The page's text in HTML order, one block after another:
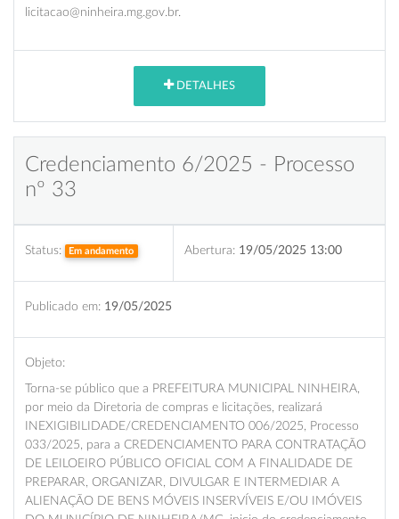
licitacao@ninheira.mg.gov.br.
DETALHES
Credenciamento 6/2025 - Processo
nº 33
Status: Em andamento Abertura: 19/05/2025 13:00
Publicado em: 19/05/2025
Objeto:
Torna-se público que a PREFEITURA MUNICIPAL NINHEIRA,
por meio da Diretoria de compras e licitações, realizará
INEXIGIBILIDADE/CREDENCIAMENTO 006/2025, Processo
033/2025, para a CREDENCIAMENTO PARA CONTRATAÇÃO
DE LEILOEIRO PÚBLICO OFICIAL COM A FINALIDADE DE
PREPARAR, ORGANIZAR, DIVULGAR E INTERMEDIAR A
ALIENAÇÃO DE BENS MÓVEIS INSERVÍVEIS E/OU IMÓVEIS